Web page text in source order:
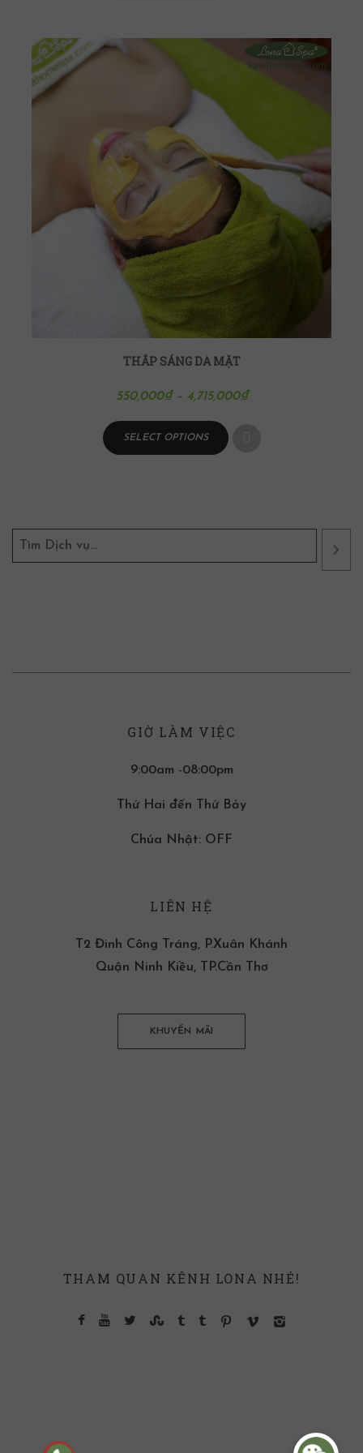
THẮP SÁNG DA MẶT
550,000₫– 4,715,000₫
SELECT OPTIONS
GIỜ LÀM VIỆC
9:00am -08:00pm
Thứ Hai đến Thứ Bảy
Chúa Nhật: OFF
LIÊN HỆ
T2 Đinh Công Tráng, P.Xuân Khánh
Quận Ninh Kiều, TP.Cần Thơ
KHUYẾN MÃI
THAM QUAN KÊNH LONA NHÉ!